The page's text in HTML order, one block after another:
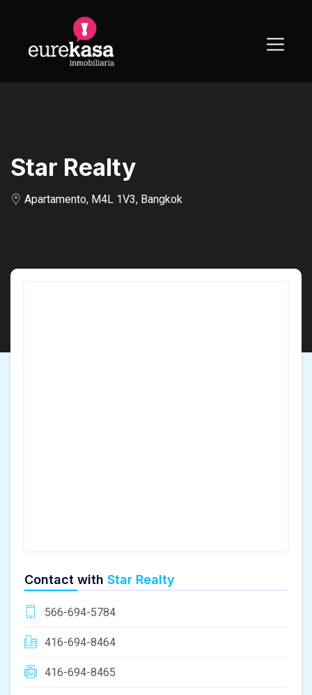
Star Realty
Apartamento, M4L 1V3, Bangkok
Contact with Star Realty
566-694-5784
416-694-8464
416-694-8465